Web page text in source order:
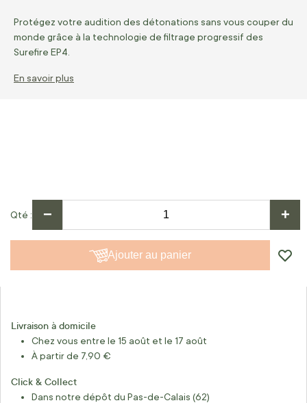
Protégez votre audition des détonations sans vous couper du
monde grâce à la technologie de filtrage progressif des
Surefire EP4.
En savoir plus
Qté − +
Ajouter au panier
Livraison à domicile
Chez vous entre le 15 août et le 17 août
À partir de 7,90 €
Click & Collect
Dans notre dépôt du Pas-de-Calais (62)